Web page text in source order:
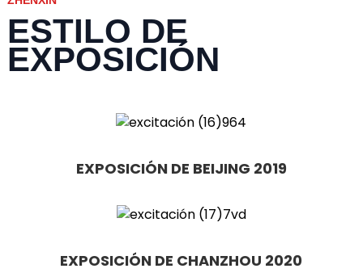
ESTILO DE
EXPOSICIÓN
EXPOSICIÓN DE BEIJING 2019
EXPOSICIÓN DE CHANZHOU 2020